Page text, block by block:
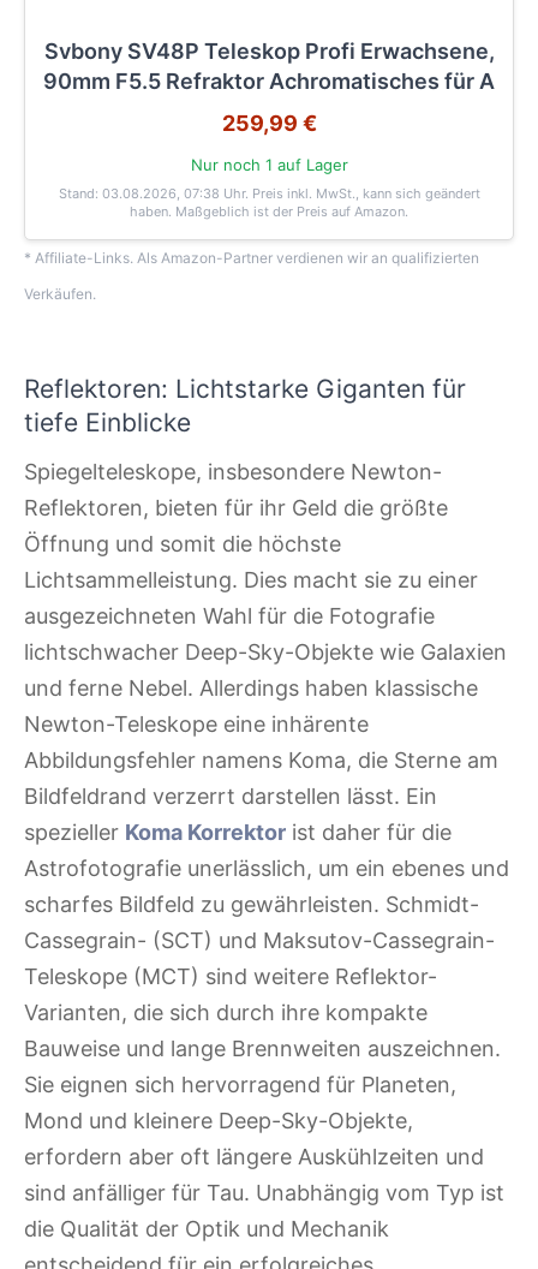
Svbony SV48P Teleskop Profi Erwachsene,
90mm F5.5 Refraktor Achromatisches für A
259,99 €
Nur noch 1 auf Lager
Stand: 03.08.2026, 07:38 Uhr. Preis inkl. MwSt., kann sich geändert
haben. Maßgeblich ist der Preis auf Amazon.
* Affiliate-Links. Als Amazon-Partner verdienen wir an qualifizierten
Verkäufen.
Reflektoren: Lichtstarke Giganten für
tiefe Einblicke
Spiegelteleskope, insbesondere Newton-
Reflektoren, bieten für ihr Geld die größte
Öffnung und somit die höchste
Lichtsammelleistung. Dies macht sie zu einer
ausgezeichneten Wahl für die Fotografie
lichtschwacher Deep-Sky-Objekte wie Galaxien
und ferne Nebel. Allerdings haben klassische
Newton-Teleskope eine inhärente
Abbildungsfehler namens Koma, die Sterne am
Bildfeldrand verzerrt darstellen lässt. Ein
spezieller Koma Korrektor ist daher für die
Astrofotografie unerlässlich, um ein ebenes und
scharfes Bildfeld zu gewährleisten. Schmidt-
Cassegrain- (SCT) und Maksutov-Cassegrain-
Teleskope (MCT) sind weitere Reflektor-
Varianten, die sich durch ihre kompakte
Bauweise und lange Brennweiten auszeichnen.
Sie eignen sich hervorragend für Planeten,
Mond und kleinere Deep-Sky-Objekte,
erfordern aber oft längere Auskühlzeiten und
sind anfälliger für Tau. Unabhängig vom Typ ist
die Qualität der Optik und Mechanik